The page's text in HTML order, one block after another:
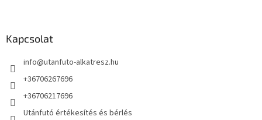
Kapcsolat
info@utanfuto-alkatresz.hu
+36706267696
+36706217696
Utánfutó értékesítés és bérlés